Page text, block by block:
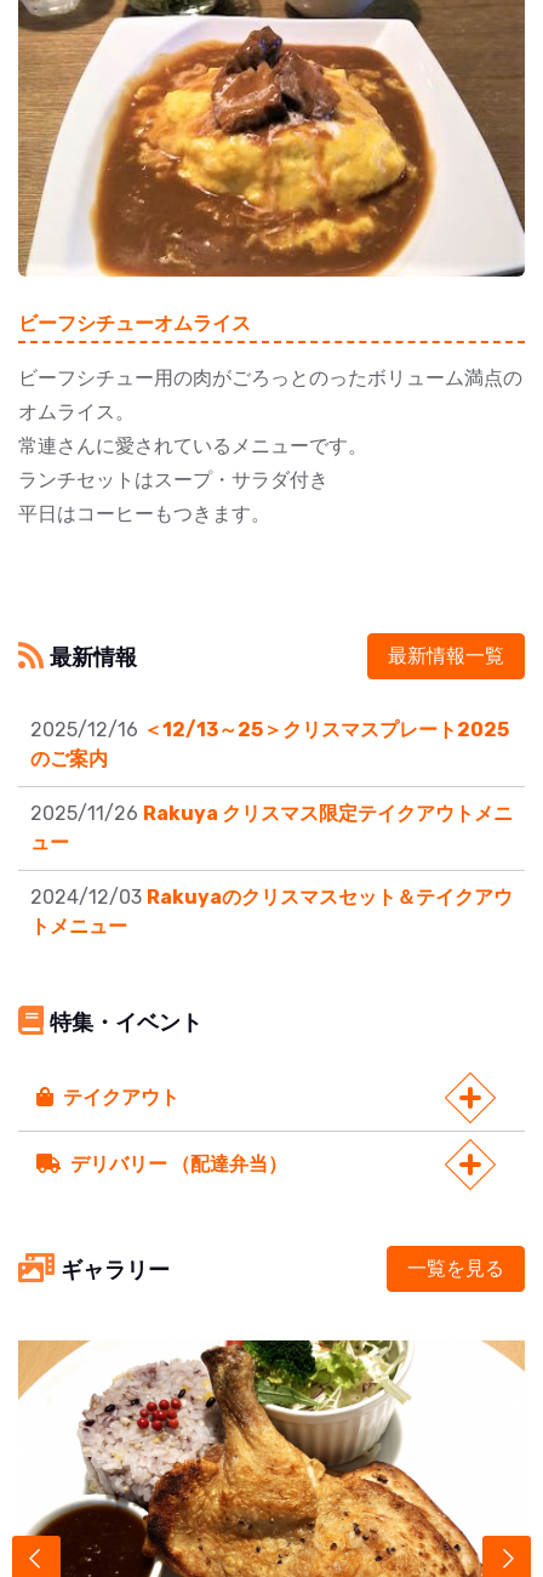
ビーフシチューオムライス
ビーフシチュー用の肉がごろっとのったボリューム満点の
オムライス。
常連さんに愛されているメニューです。
ランチセットはスープ・サラダ付き
平日はコーヒーもつきます。
最新情報 最新情報一覧
2025/12/16 ＜12/13～25＞クリスマスプレート2025
のご案内
2025/11/26 Rakuya クリスマス限定テイクアウトメニ
ュー
2024/12/03 Rakuyaのクリスマスセット＆テイクアウ
トメニュー
特集・イベント
テイクアウト
デリバリー （配達弁当）
ギャラリー 一覧を見る